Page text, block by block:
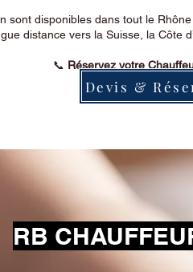
sont disponibles dans tout le
distance vers la Suisse, la Côte
📞 Réservez votre
Devis &
RB